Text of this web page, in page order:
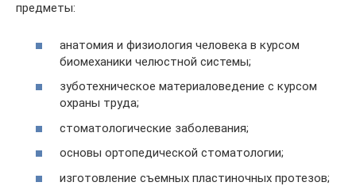
предметы:
анатомия и физиология человека в курсом
биомеханики челюстной системы;
зуботехническое материаловедение с курсом
охраны труда;
стоматологические заболевания;
основы ортопедической стоматологии;
изготовление съемных пластиночных протезов;